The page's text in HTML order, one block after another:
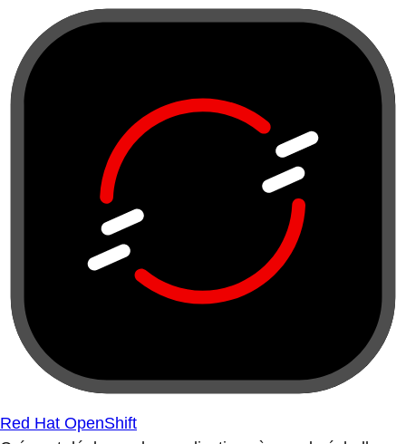
Red Hat OpenShift